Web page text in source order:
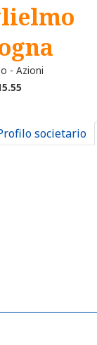
- Azioni
societario